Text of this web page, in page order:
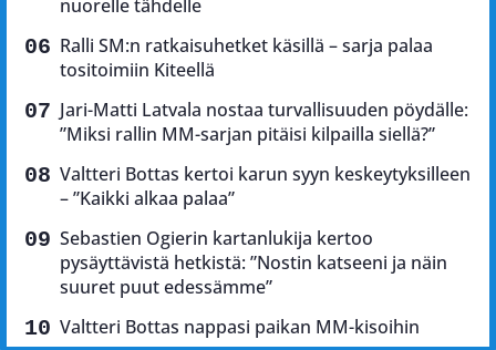
nuorelle tähdelle
Ralli SM:n ratkaisuhetket käsillä – sarja palaa
tositoimiin Kiteellä
Jari-Matti Latvala nostaa turvallisuuden pöydälle:
”Miksi rallin MM-sarjan pitäisi kilpailla siellä?”
Valtteri Bottas kertoi karun syyn keskeytyksilleen
– ”Kaikki alkaa palaa”
Sebastien Ogierin kartanlukija kertoo
pysäyttävistä hetkistä: ”Nostin katseeni ja näin
suuret puut edessämme”
Valtteri Bottas nappasi paikan MM-kisoihin